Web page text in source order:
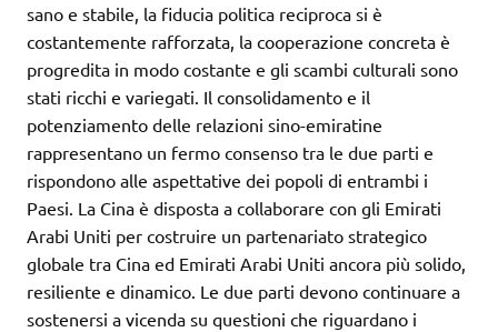
sano e stabile, la fiducia politica reciproca si è
costantemente rafforzata, la cooperazione concreta è
progredita in modo costante e gli scambi culturali sono
stati ricchi e variegati. Il consolidamento e il
potenziamento delle relazioni sino-emiratine
rappresentano un fermo consenso tra le due parti e
rispondono alle aspettative dei popoli di entrambi i
Paesi. La Cina è disposta a collaborare con gli Emirati
Arabi Uniti per costruire un partenariato strategico
globale tra Cina ed Emirati Arabi Uniti ancora più solido,
resiliente e dinamico. Le due parti devono continuare a
sostenersi a vicenda su questioni che riguardano i